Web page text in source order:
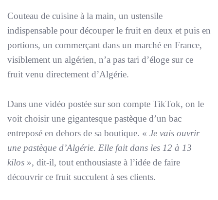
Couteau de cuisine à la main, un ustensile
indispensable pour découper le fruit en deux et puis en
portions, un commerçant dans un marché en France,
visiblement un algérien, n’a pas tari d’éloge sur ce
fruit venu directement d’Algérie.
Dans une vidéo postée sur son compte TikTok, on le
voit choisir une gigantesque pastèque d’un bac
entreposé en dehors de sa boutique. « Je vais ouvrir
une pastèque d’Algérie. Elle fait dans les 12 à 13
kilos », dit-il, tout enthousiaste à l’idée de faire
découvrir ce fruit succulent à ses clients.